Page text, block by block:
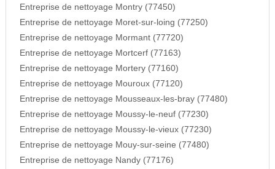
Entreprise de nettoyage Montry (77450)
Entreprise de nettoyage Moret-sur-loing (77250)
Entreprise de nettoyage Mormant (77720)
Entreprise de nettoyage Mortcerf (77163)
Entreprise de nettoyage Mortery (77160)
Entreprise de nettoyage Mouroux (77120)
Entreprise de nettoyage Mousseaux-les-bray (77480)
Entreprise de nettoyage Moussy-le-neuf (77230)
Entreprise de nettoyage Moussy-le-vieux (77230)
Entreprise de nettoyage Mouy-sur-seine (77480)
Entreprise de nettoyage Nandy (77176)